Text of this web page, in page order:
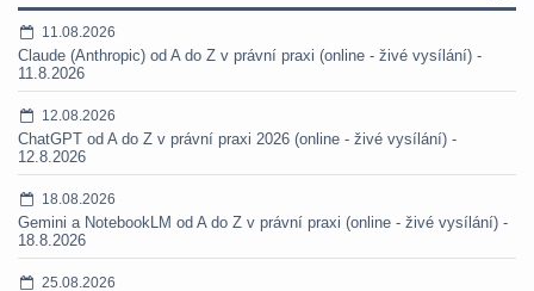
11.08.2026
Claude (Anthropic) od A do Z v právní praxi (online - živé vysílání) -
11.8.2026
12.08.2026
ChatGPT od A do Z v právní praxi 2026 (online - živé vysílání) -
12.8.2026
18.08.2026
Gemini a NotebookLM od A do Z v právní praxi (online - živé vysílání) -
18.8.2026
25.08.2026